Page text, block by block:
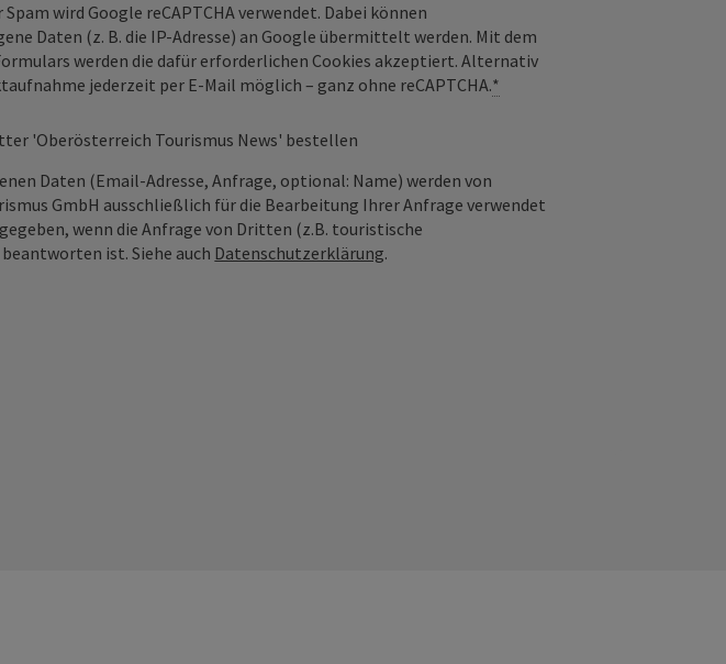
Spam wird Google reCAPTCHA verwendet. Dabei können
Daten (z. B. die IP-Adresse) an Google übermittelt werden. Mit dem
werden die dafür erforderlichen Cookies akzeptiert. Alternativ
jederzeit per E-Mail möglich – ganz ohne reCAPTCHA.*
'Oberösterreich Tourismus News' bestellen
Daten (Email-Adresse, Anfrage, optional: Name) werden von
GmbH ausschließlich für die Bearbeitung Ihrer Anfrage verwendet
wenn die Anfrage von Dritten (z.B. touristische
ist. Siehe auch Datenschutzerklärung.